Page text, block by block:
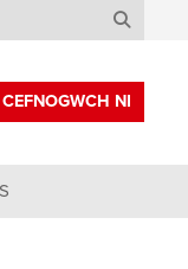
CEFNOGWCH NI